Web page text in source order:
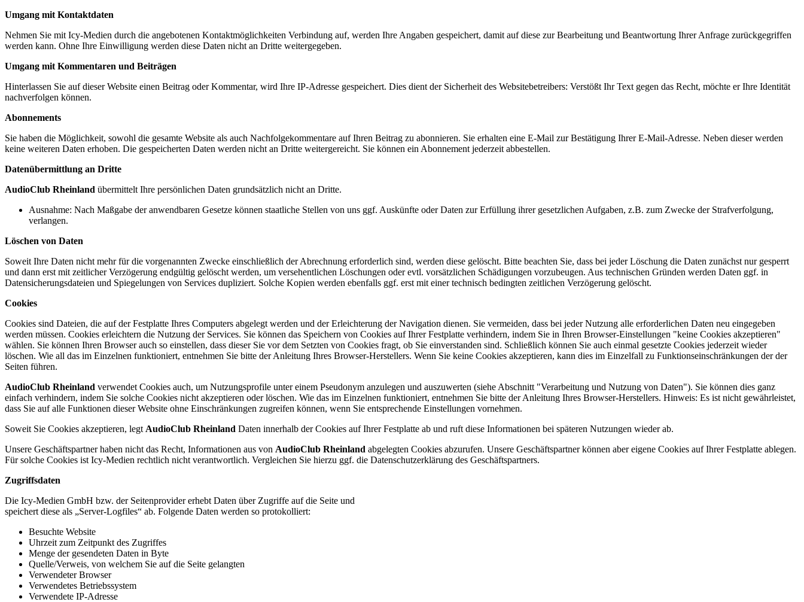
Umgang mit Kontaktdaten
Nehmen Sie mit Icy-Medien durch die angebotenen Kontaktmöglichkeiten Verbindung auf, werden Ihre Angaben gespeichert, damit auf diese zur Bearbeitung und Beantwortung Ihrer Anfrage zurückgegriffen
werden kann. Ohne Ihre Einwilligung werden diese Daten nicht an Dritte weitergegeben.
Umgang mit Kommentaren und Beiträgen
Hinterlassen Sie auf dieser Website einen Beitrag oder Kommentar, wird Ihre IP-Adresse gespeichert. Dies dient der Sicherheit des Websitebetreibers: Verstößt Ihr Text gegen das Recht, möchte er Ihre Identität
nachverfolgen können.
Abonnements
Sie haben die Möglichkeit, sowohl die gesamte Website als auch Nachfolgekommentare auf Ihren Beitrag zu abonnieren. Sie erhalten eine E-Mail zur Bestätigung Ihrer E-Mail-Adresse. Neben dieser werden
keine weiteren Daten erhoben. Die gespeicherten Daten werden nicht an Dritte weitergereicht. Sie können ein Abonnement jederzeit abbestellen.
Datenübermittlung an Dritte
AudioClub Rheinland übermittelt Ihre persönlichen Daten grundsätzlich nicht an Dritte.
Ausnahme: Nach Maßgabe der anwendbaren Gesetze können staatliche Stellen von uns ggf. Auskünfte oder Daten zur Erfüllung ihrer gesetzlichen Aufgaben, z.B. zum Zwecke der Strafverfolgung,
verlangen.
Löschen von Daten
Soweit Ihre Daten nicht mehr für die vorgenannten Zwecke einschließlich der Abrechnung erforderlich sind, werden diese gelöscht. Bitte beachten Sie, dass bei jeder Löschung die Daten zunächst nur gesperrt
und dann erst mit zeitlicher Verzögerung endgültig gelöscht werden, um versehentlichen Löschungen oder evtl. vorsätzlichen Schädigungen vorzubeugen. Aus technischen Gründen werden Daten ggf. in
Datensicherungsdateien und Spiegelungen von Services dupliziert. Solche Kopien werden ebenfalls ggf. erst mit einer technisch bedingten zeitlichen Verzögerung gelöscht.
Cookies
Cookies sind Dateien, die auf der Festplatte Ihres Computers abgelegt werden und der Erleichterung der Navigation dienen. Sie vermeiden, dass bei jeder Nutzung alle erforderlichen Daten neu eingegeben
werden müssen. Cookies erleichtern die Nutzung der Services. Sie können das Speichern von Cookies auf Ihrer Festplatte verhindern, indem Sie in Ihren Browser-Einstellungen "keine Cookies akzeptieren"
wählen. Sie können Ihren Browser auch so einstellen, dass dieser Sie vor dem Setzten von Cookies fragt, ob Sie einverstanden sind. Schließlich können Sie auch einmal gesetzte Cookies jederzeit wieder
löschen. Wie all das im Einzelnen funktioniert, entnehmen Sie bitte der Anleitung Ihres Browser-Herstellers. Wenn Sie keine Cookies akzeptieren, kann dies im Einzelfall zu Funktionseinschränkungen der der
Seiten führen.
AudioClub Rheinland verwendet Cookies auch, um Nutzungsprofile unter einem Pseudonym anzulegen und auszuwerten (siehe Abschnitt "Verarbeitung und Nutzung von Daten"). Sie können dies ganz
einfach verhindern, indem Sie solche Cookies nicht akzeptieren oder löschen. Wie das im Einzelnen funktioniert, entnehmen Sie bitte der Anleitung Ihres Browser-Herstellers. Hinweis: Es ist nicht gewährleistet,
dass Sie auf alle Funktionen dieser Website ohne Einschränkungen zugreifen können, wenn Sie entsprechende Einstellungen vornehmen.
Soweit Sie Cookies akzeptieren, legt AudioClub Rheinland Daten innerhalb der Cookies auf Ihrer Festplatte ab und ruft diese Informationen bei späteren Nutzungen wieder ab.
Unsere Geschäftspartner haben nicht das Recht, Informationen aus von AudioClub Rheinland abgelegten Cookies abzurufen. Unsere Geschäftspartner können aber eigene Cookies auf Ihrer Festplatte ablegen.
Für solche Cookies ist Icy-Medien rechtlich nicht verantwortlich. Vergleichen Sie hierzu ggf. die Datenschutzerklärung des Geschäftspartners.
Zugriffsdaten
Die Icy-Medien GmbH bzw. der Seitenprovider erhebt Daten über Zugriffe auf die Seite und
speichert diese als „Server-Logfiles“ ab. Folgende Daten werden so protokolliert:
Besuchte Website
Uhrzeit zum Zeitpunkt des Zugriffes
Menge der gesendeten Daten in Byte
Quelle/Verweis, von welchem Sie auf die Seite gelangten
Verwendeter Browser
Verwendetes Betriebssystem
Verwendete IP-Adresse